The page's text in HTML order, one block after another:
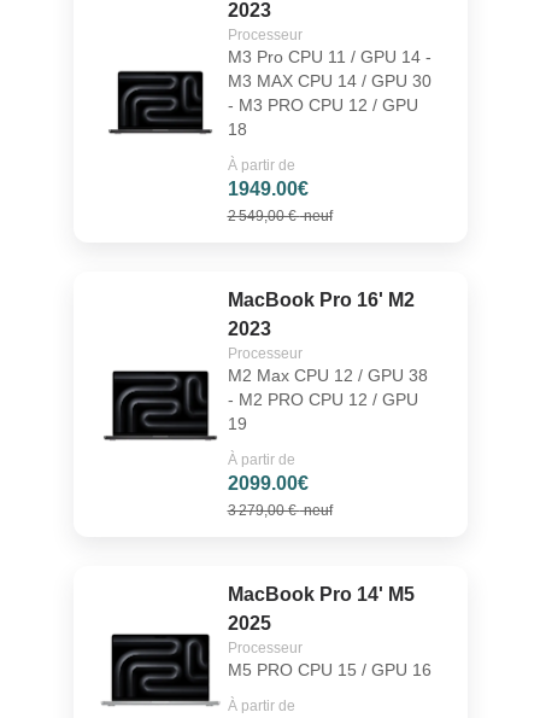
2023
Processeur
M3 Pro CPU 11 / GPU 14 -
M3 MAX CPU 14 / GPU 30
- M3 PRO CPU 12 / GPU
18
À partir de
1949.00€
2 549,00 €neuf
MacBook Pro 16' M2
2023
Processeur
M2 Max CPU 12 / GPU 38
- M2 PRO CPU 12 / GPU
19
À partir de
2099.00€
3 279,00 €neuf
MacBook Pro 14' M5
2025
Processeur
M5 PRO CPU 15 / GPU 16
À partir de